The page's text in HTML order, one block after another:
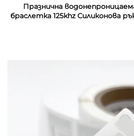
Празнична
браслетка 125khz Силиконова